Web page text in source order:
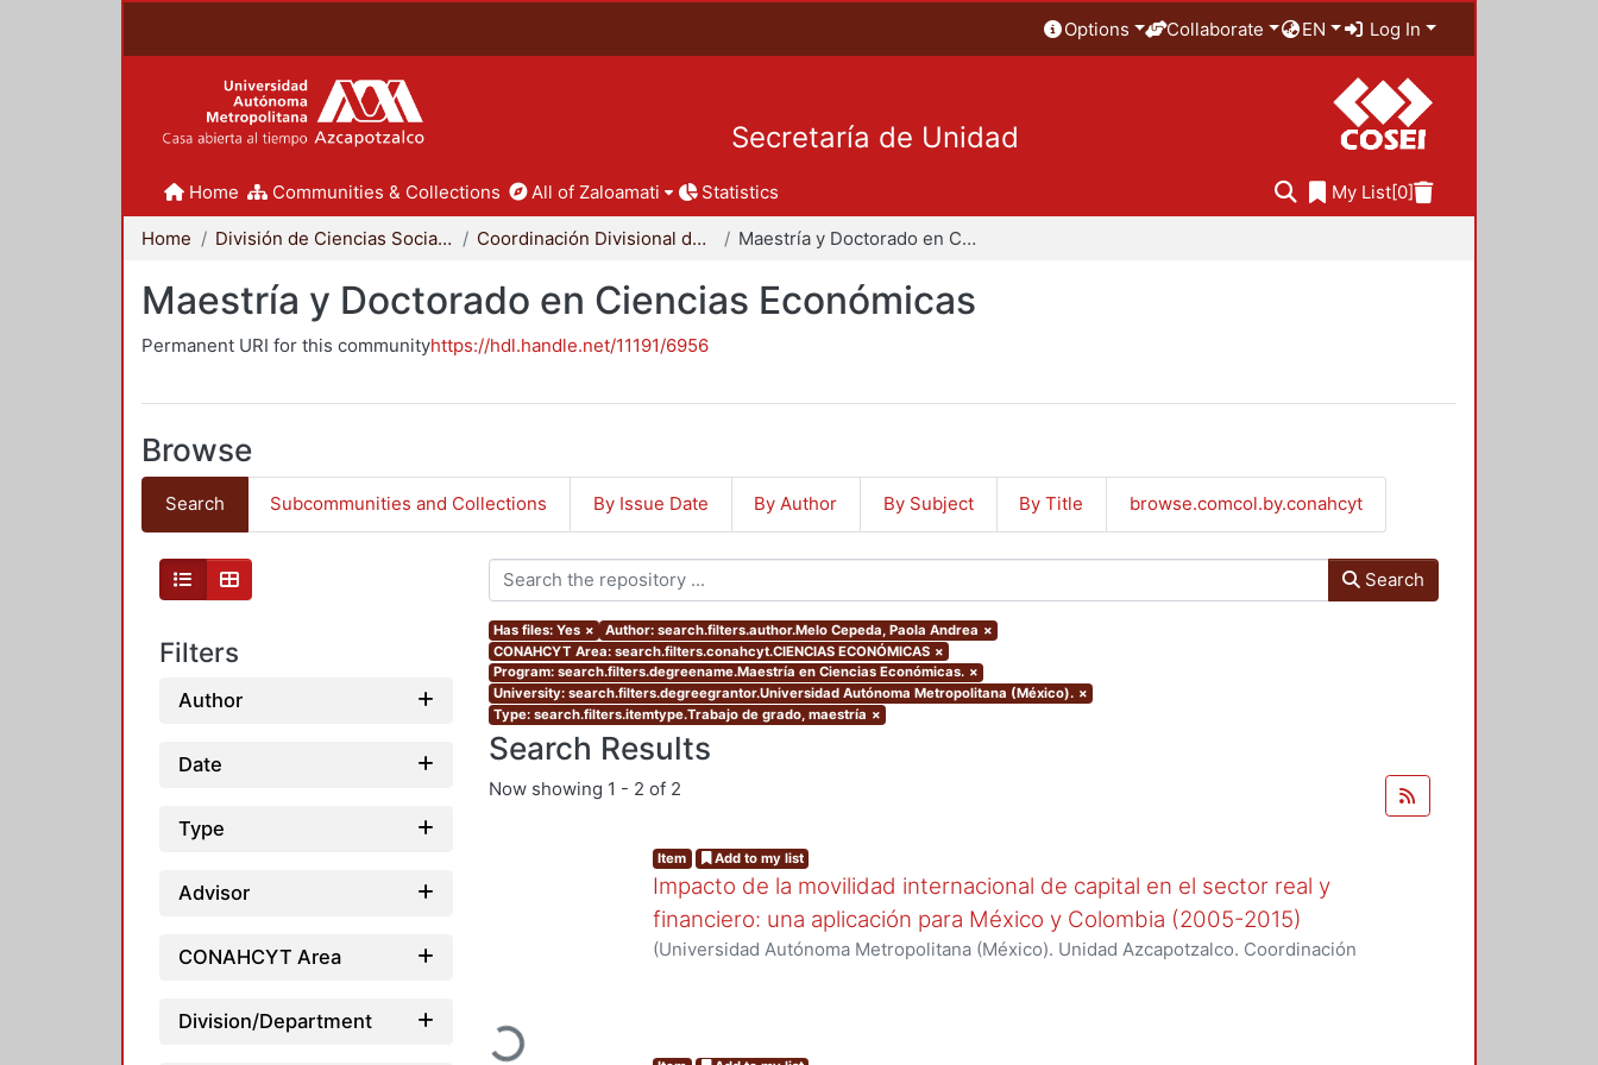
Options Collaborate EN Log In
Secretaría de Unidad
Home Communities & Collections All of Zaloamati Statistics My List[0]
Home División de Ciencias Sociales y Humanidades Coordinación Divisional de Posgrado Maestría y Doctorado en Ciencias Económicas
Maestría y Doctorado en Ciencias Económicas
Permanent URI for this communityhttps://hdl.handle.net/11191/6956
Browse
Search Subcommunities and Collections By Issue Date By Author By Subject By Title browse.comcol.by.conahcyt
Filters
Author
Date
Type
Advisor
CONAHCYT Area
Division/Department
Search
Has files: Yes × Author: search.filters.author.Melo Cepeda, Paola Andrea ×
CONAHCYT Area: search.filters.conahcyt.CIENCIAS ECONÓMICAS ×
Program: search.filters.degreename.Maestría en Ciencias Económicas. ×
University: search.filters.degreegrantor.Universidad Autónoma Metropolitana (México). ×
Type: search.filters.itemtype.Trabajo de grado, maestría ×
Search Results
Now showing 1 - 2 of 2
Loading...
Item Add to my list
Impacto de la movilidad internacional de capital en el sector real y
financiero: una aplicación para México y Colombia (2005-2015)
(Universidad Autónoma Metropolitana (México). Unidad Azcapotzalco. Coordinación